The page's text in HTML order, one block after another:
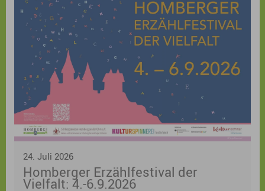
24. Juli 2026
Homberger Erzählfestival der
Vielfalt: 4.-6.9.2026